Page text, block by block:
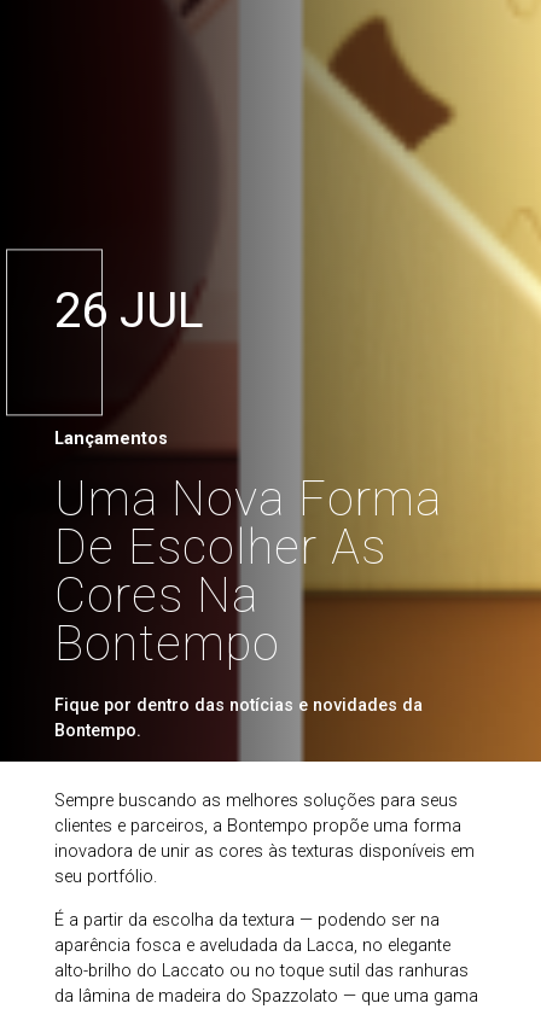
26 JUL
Lançamentos
Uma Nova Forma
De Escolher As
Cores Na
Bontempo
Fique por dentro das notícias e novidades da
Bontempo.
Sempre buscando as melhores soluções para seus
clientes e parceiros, a Bontempo propõe uma forma
inovadora de unir as cores às texturas disponíveis em
seu portfólio.
É a partir da escolha da textura — podendo ser na
aparência fosca e aveludada da Lacca, no elegante
alto-brilho do Laccato ou no toque sutil das ranhuras
da lâmina de madeira do Spazzolato — que uma gama